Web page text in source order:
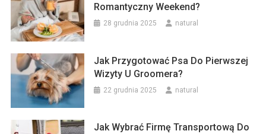
Romantyczny Weekend?
28 grudnia 2025 natural
Jak Przygotować Psa Do Pierwszej
Wizyty U Groomera?
22 grudnia 2025 natural
Jak Wybrać Firmę Transportową Do